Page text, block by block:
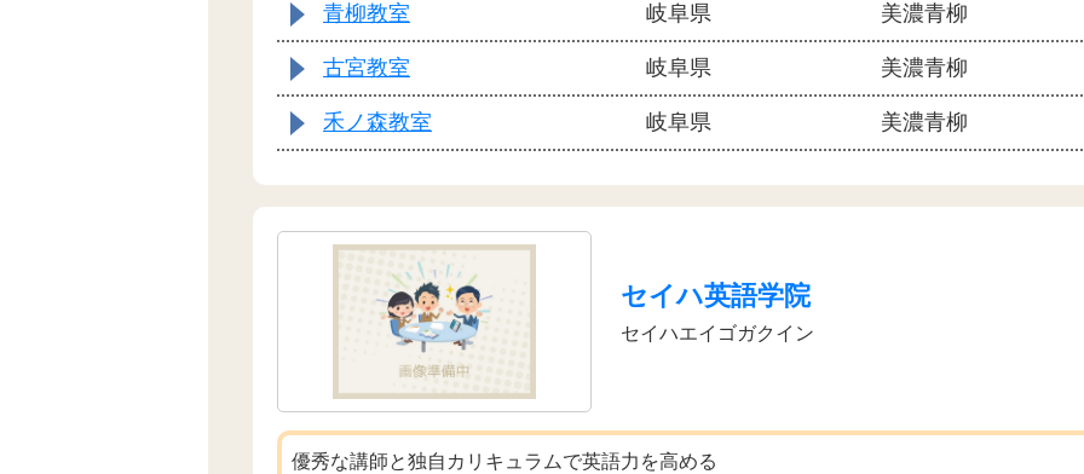
青柳教室 岐阜県 美濃青柳
古宮教室 岐阜県 美濃青柳
禾ノ森教室 岐阜県 美濃青柳
セイハ英語学院
セイハエイゴガクイン
優秀な講師と独自カリキュラムで英語力を高める